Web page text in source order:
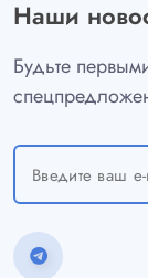
Наши
Будьте